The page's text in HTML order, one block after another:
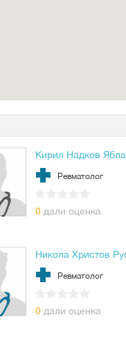
Кирил Надков
Ревматолог
0 дали оценка
Никола Христов
Ревматолог
0 дали оценка